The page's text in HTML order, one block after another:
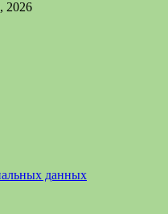
2026
данных